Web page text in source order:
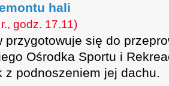
hali
godz. 17.11)
przygotowuje się do
Ośrodka Sportu i
z podnoszeniem jej dachu.